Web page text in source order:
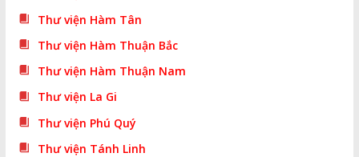
Thư viện Hàm Tân
Thư viện Hàm Thuận Bắc
Thư viện Hàm Thuận Nam
Thư viện La Gi
Thư viện Phú Quý
Thư viện Tánh Linh